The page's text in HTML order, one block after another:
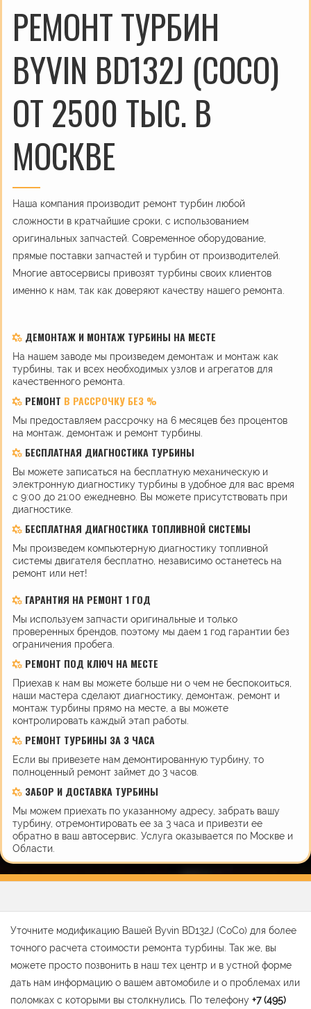
РЕМОНТ ТУРБИН
BYVIN BD132J (COCO)
ОТ 2500 ТЫС. В
МОСКВЕ
Наша компания производит ремонт турбин любой
сложности в кратчайшие сроки, с использованием
оригинальных запчастей. Современное оборудование,
прямые поставки запчастей и турбин от производителей.
Многие автосервисы привозят турбины своих клиентов
именно к нам, так как доверяют качеству нашего ремонта.
ДЕМОНТАЖ И МОНТАЖ ТУРБИНЫ НА МЕСТЕ
На нашем заводе мы произведем демонтаж и монтаж как
турбины, так и всех необходимых узлов и агрегатов для
качественного ремонта.
РЕМОНТ В РАССРОЧКУ БЕЗ %
Мы предоставляем рассрочку на 6 месяцев без процентов
на монтаж, демонтаж и ремонт турбины.
БЕСПЛАТНАЯ ДИАГНОСТИКА ТУРБИНЫ
Вы можете записаться на бесплатную механическую и
электронную диагностику турбины в удобное для вас время
с 9:00 до 21:00 ежедневно. Вы можете присутствовать при
диагностике.
БЕСПЛАТНАЯ ДИАГНОСТИКА ТОПЛИВНОЙ СИСТЕМЫ
Мы произведем компьютерную диагностику топливной
системы двигателя бесплатно, независимо останетесь на
ремонт или нет!
ГАРАНТИЯ НА РЕМОНТ 1 ГОД
Мы используем запчасти оригинальные и только
проверенных брендов, поэтому мы даем 1 год гарантии без
ограничения пробега.
РЕМОНТ ПОД КЛЮЧ НА МЕСТЕ
Приехав к нам вы можете больше ни о чем не беспокоиться,
наши мастера сделают диагностику, демонтаж, ремонт и
монтаж турбины прямо на месте, а вы можете
контролировать каждый этап работы.
РЕМОНТ ТУРБИНЫ ЗА 3 ЧАСА
Если вы привезете нам демонтированную турбину, то
полноценный ремонт займет до 3 часов.
ЗАБОР И ДОСТАВКА ТУРБИНЫ
Мы можем приехать по указанному адресу, забрать вашу
турбину, отремонтировать ее за 3 часа и привезти ее
обратно в ваш автосервис. Услуга оказывается по Москве и
Области.
Уточните модификацию Вашей Byvin BD132J (CoCo) для более
точного расчета стоимости ремонта турбины. Так же, вы
можете просто позвонить в наш тех центр и в устной форме
дать нам информацию о вашем автомобиле и о проблемах или
поломках с которыми вы столкнулись. По телефону +7 (495)